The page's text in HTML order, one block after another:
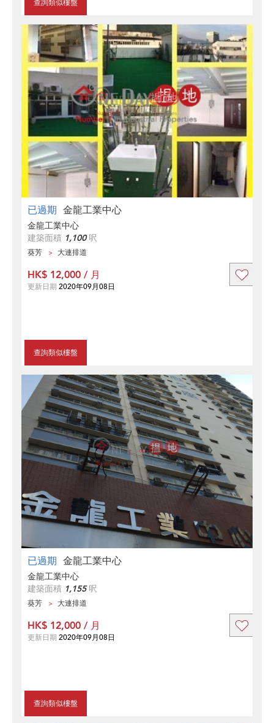
查詢類似樓盤
已過期 金龍工業中心
金龍工業中心
建築面積 1,100呎
葵芳 大連排道
查詢類似樓盤
HK$ 12,000 / 月
更新日期 2020年09月08日
已過期 金龍工業中心
金龍工業中心
建築面積 1,155呎
葵芳 大連排道
查詢類似樓盤
HK$ 12,000 / 月
更新日期 2020年09月08日